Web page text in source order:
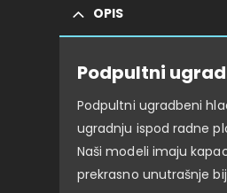
OPIS
Podpultni
Podpultni ugradbeni
ugradnju ispod radne
Naši modeli imaju
prekrasno unutrašnje